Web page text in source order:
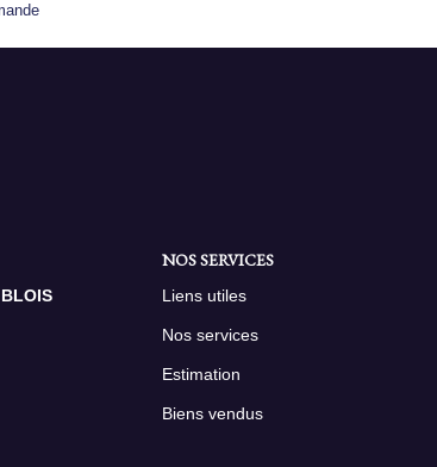
NOS SERVICES
Liens utiles
Nos services
Estimation
Biens vendus